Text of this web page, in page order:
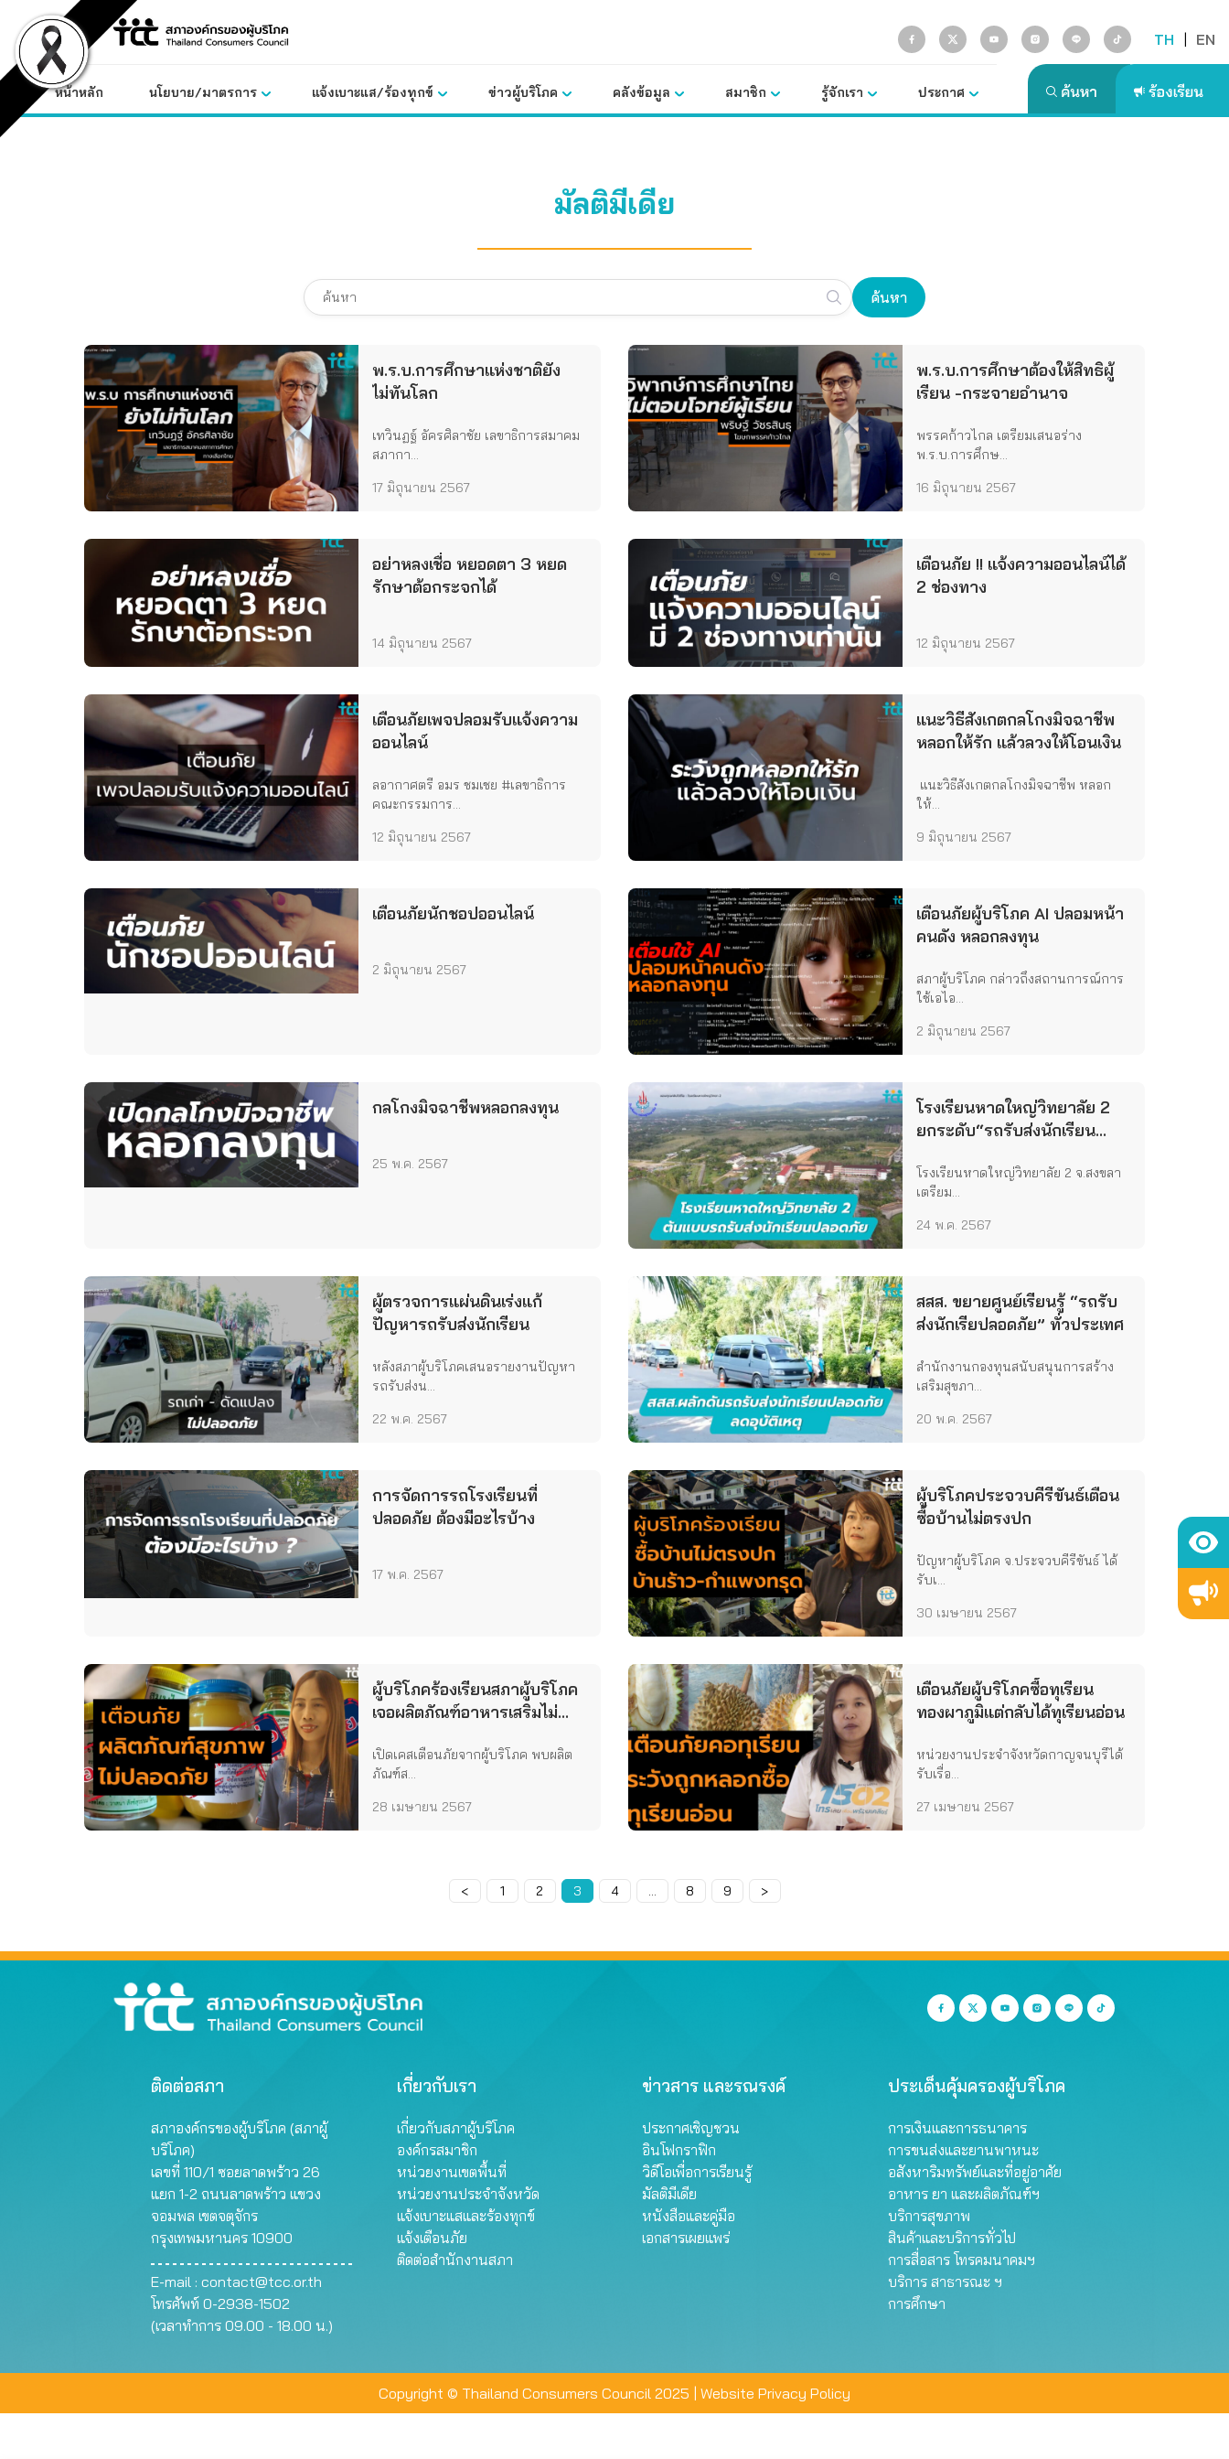
content
TH | EN
หน้าหลัก นโยบาย/มาตรการ แจ้งเบาะแส/ร้องทุกข์ ข่าวผู้บริโภค คลังข้อมูล สมาชิก รู้จักเรา ประกาศ
มัลติมีเดีย
ค้นหา
พ.ร.บ.การศึกษาแห่งชาติยัง
ไม่ทันโลก
เทวินฏฐ์ อัครศิลาชัย เลขาธิการสมาคม
สภากา...
17 มิถุนายน 2567
พ.ร.บ.การศึกษาต้องให้สิทธิผู้
เรียน -กระจายอำนาจ
พรรคก้าวไกล เตรียมเสนอร่าง
พ.ร.บ.การศึกษ...
16 มิถุนายน 2567
อย่าหลงเชื่อ หยอดตา 3 หยด
รักษาต้อกระจกได้
14 มิถุนายน 2567
เตือนภัย !! แจ้งความออนไลน์ได้
2 ช่องทาง
12 มิถุนายน 2567
เตือนภัยเพจปลอมรับแจ้งความ
ออนไลน์
ลอากาศตรี อมร ชมเชย #เลขาธิการ
คณะกรรมการ...
12 มิถุนายน 2567
แนะวิธีสังเกตกลโกงมิจฉาชีพ
หลอกให้รัก แล้วลวงให้โอนเงิน
แนะวิธีสังเกตกลโกงมิจฉาชีพ หลอก
ให้...
9 มิถุนายน 2567
เตือนภัยนักชอปออนไลน์
2 มิถุนายน 2567
เตือนภัยผู้บริโภค AI ปลอมหน้า
คนดัง หลอกลงทุน
สภาผู้บริโภค กล่าวถึงสถานการณ์การ
ใช้เอไอ...
2 มิถุนายน 2567
กลโกงมิจฉาชีพหลอกลงทุน
25 พ.ค. 2567
โรงเรียนหาดใหญ่วิทยาลัย 2
ยกระดับ“รถรับส่งนักเรียน
โรงเรียนหาดใหญ่วิทยาลัย 2 จ.สงขลา
เตรียม...
24 พ.ค. 2567
ผู้ตรวจการแผ่นดินเร่งแก้
ปัญหารถรับส่งนักเรียน
หลังสภาผู้บริโภคเสนอรายงานปัญหา
รถรับส่งน...
22 พ.ค. 2567
สสส. ขยายศูนย์เรียนรู้ “รถรับ
ส่งนักเรียปลอดภัย” ทั่วประเทศ
สำนักงานกองทุนสนับสนุนการสร้าง
เสริมสุขภา...
20 พ.ค. 2567
การจัดการรถโรงเรียนที่
ปลอดภัย ต้องมีอะไรบ้าง
17 พ.ค. 2567
ผู้บริโภคประจวบคีรีขันธ์เตือน
ซื้อบ้านไม่ตรงปก
ปัญหาผู้บริโภค จ.ประจวบคีรีขันธ์ ได้
รับเ...
30 เมษายน 2567
ผู้บริโภคร้องเรียนสภาผู้บริโภค
เจอผลิตภัณฑ์อาหารเสริมไม่
เปิดเคสเตือนภัยจากผู้บริโภค พบผลิต
ภัณฑ์ส...
28 เมษายน 2567
เตือนภัยผู้บริโภคซื้อทุเรียน
ทองผาภูมิแต่กลับได้ทุเรียนอ่อน
หน่วยงานประจำจังหวัดกาญจนบุรีได้
รับเรื่อ...
27 เมษายน 2567
< Page
1 Page
2 Page
3 Page
4 Page
8 Page
9 >
ติดต่อสภา
สภาองค์กรของผู้บริโภค (สภาผู้
บริโภค)
เลขที่ 110/1 ซอยลาดพร้าว 26
แยก 1-2 ถนนลาดพร้าว แขวง
จอมพล เขตจตุจักร
กรุงเทพมหานคร 10900
E-mail : contact@tcc.or.th
โทรศัพท์ 0-2938-1502
(เวลาทำการ 09.00 - 18.00 น.)
เกี่ยวกับเรา
เกี่ยวกับสภาผู้บริโภค
องค์กรสมาชิก
หน่วยงานเขตพื้นที่
หน่วยงานประจำจังหวัด
แจ้งเบาะแสและร้องทุกข์
แจ้งเตือนภัย
ติดต่อสำนักงานสภา
ข่าวสาร และรณรงค์
ประกาศเชิญชวน
อินโฟกราฟิก
วิดีโอเพื่อการเรียนรู้
มัลติมีเดีย
หนังสือและคู่มือ
เอกสารเผยแพร่
ประเด็นคุ้มครองผู้บริโภค
การเงินและการธนาคาร
การขนส่งและยานพาหนะ
อสังหาริมทรัพย์และที่อยู่อาศัย
อาหาร ยา และผลิตภัณฑ์ฯ
บริการสุขภาพ
สินค้าและบริการทั่วไป
การสื่อสาร โทรคมนาคมฯ
บริการ สาธารณะ ฯ
การศึกษา
Copyright © Thailand Consumers Council 2025 | Website Privacy Policy